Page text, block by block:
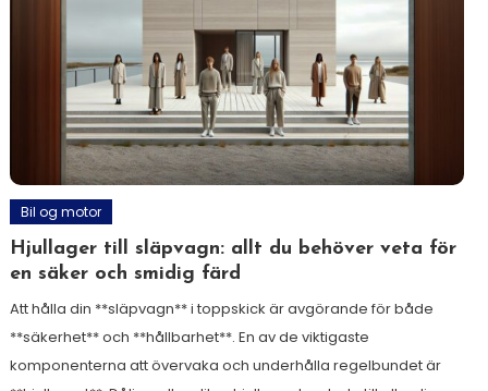
Bil og motor
Hjullager till släpvagn: allt du behöver veta för
en säker och smidig färd
Att hålla din **släpvagn** i toppskick är avgörande för både
**säkerhet** och **hållbarhet**. En av de viktigaste
komponenterna att övervaka och underhålla regelbundet är